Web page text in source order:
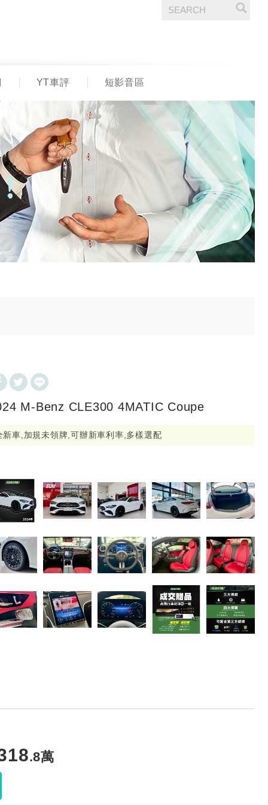
YT車評 短影音區
M-Benz CLE300 4MATIC Coupe
新車,加規未領牌,可辦新車利率,多樣選配
.8萬